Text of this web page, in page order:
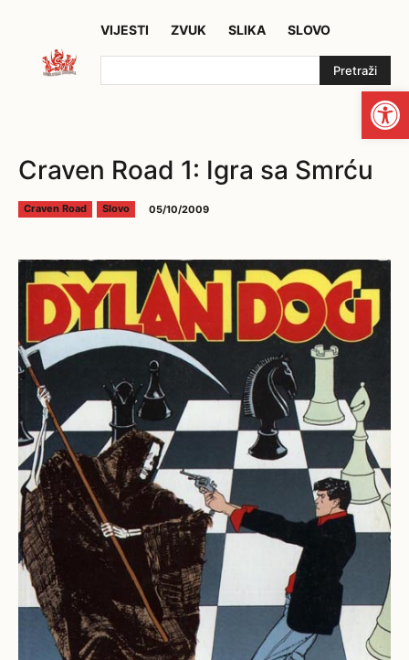
VIJESTI ZVUK SLIKA SLOVO
Pretraži
Craven Road 1: Igra sa Smrću
Craven Road Slovo 05/10/2009